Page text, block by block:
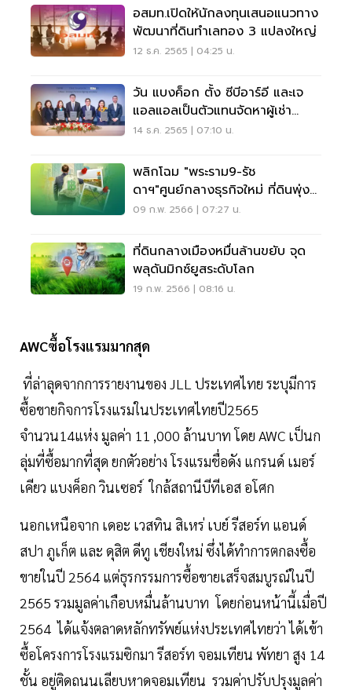
อสมท.เปิดให้นักลงทุนเสนอแนวทาง
พัฒนาที่ดินทำเลทอง 3 แปลงใหญ่
12 ธ.ค. 2565 | 04:25 น.
วัน แบงค็อก ตั้ง ซีบีอาร์อี และเจ
แอลแอลเป็นตัวแทนจัดหาผู้เช่า
อาคาร
14 ธ.ค. 2565 | 07:10 น.
พลิกโฉม "พระราม9-รัช
ดาฯ"ศูนย์กลางธุรกิจใหม่ ที่ดินพุ่ง
วาละ 2 ล้าน
09 ก.พ. 2566 | 07:27 น.
ที่ดินกลางเมืองหมื่นล้านขยับ จุด
พลุดันมิกซ์ยูสระดับโลก
19 ก.พ. 2566 | 08:16 น.
AWCซื้อโรงแรมมากสุด
ที่ล่าลุดจากการรายงานของ JLL ประเทศไทย ระบุมีการ
ซื้อขายกิจการโรงแรมในประเทศไทยปี2565
จำนวน14แห่ง มูลค่า 11 ,000 ล้านบาท โดย AWC เป็นก
ลุ่มที่ซื้อมากที่สุด ยกตัวอย่าง โรงแรมชื่อดัง แกรนด์ เมอร์
เคียว แบงค็อก วินเซอร์ ใกล้สถานีบีทีเอส อโศก
นอกเหนือจาก เดอะ เวสทิน สิเหร่ เบย์ รีสอร์ท แอนด์
สปา ภูเก็ต และ ดุสิต ดีทู เชียงใหม่ ซึ่งได้ทำการตกลงซื้อ
ขายในปี 2564 แต่ธุรกรรมการซื้อขายเสร็จสมบูรณ์ในปี
2565 รวมมูลค่าเกือบหมื่นล้านบาท โดยก่อนหน้านี้เมื่อปี
2564 ได้แจ้งตลาดหลักทรัพย์แห่งประเทศไทยว่า ได้เข้า
ซื้อโครงการโรงแรมซิกมา รีสอร์ท จอมเทียน พัทยา สูง 14
ชั้น อยู่ติดถนนเลียบหาดจอมเทียน รวมค่าปรับปรุงมูลค่า